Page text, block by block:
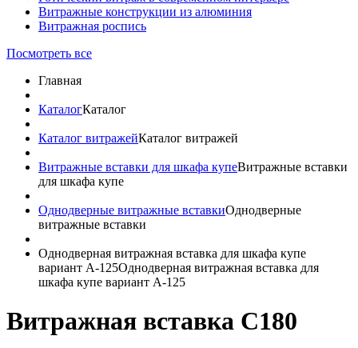
Витражные конструкции из алюминия
Витражная роспись
Посмотреть все
Главная
КаталогКаталог
Каталог витражейКаталог витражей
Витражные вставки для шкафа купеВитражные вставки
для шкафа купе
Однодверные витражные вставкиОднодверные
витражные вставки
Однодверная витражная вставка для шкафа купе
вариант A-125Однодверная витражная вставка для
шкафа купе вариант A-125
Витражная вставка C180